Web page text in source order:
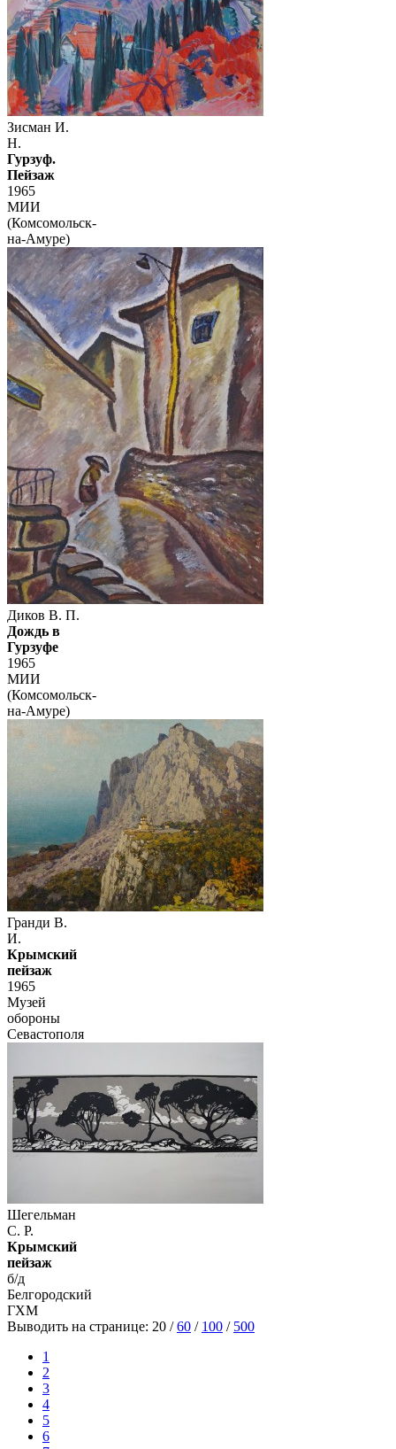
Зисман И.
Н.
Гурзуф.
Пейзаж
1965
МИИ
(Комсомольск-
на-Амуре)
Диков В. П.
Дождь в
Гурзуфе
1965
МИИ
(Комсомольск-
на-Амуре)
Гранди В.
И.
Крымский
пейзаж
1965
Музей
обороны
Севастополя
Шегельман
С. Р.
Крымский
пейзаж
б/д
Белгородский
ГХМ
Выводить на странице: 20 /60 / 100 / 500
1
2
3
4
5
6